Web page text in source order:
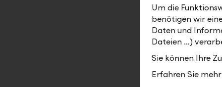
Our
In a
the most
clients
stands for
Um die
benötigen wir
Daten und
Dateien …)
Sie können Ihre
Erfahren Sie